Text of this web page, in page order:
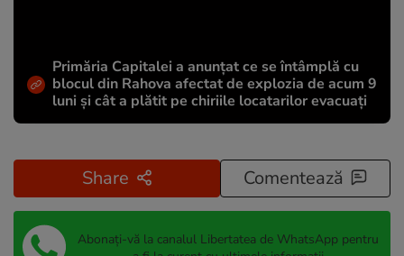
Primăria Capitalei a anunțat ce se întâmplă cu
blocul din Rahova afectat de explozia de acum 9
luni și cât a plătit pe chiriile locatarilor evacuați
Share Comentează
Abonați-vă la canalul Libertatea de WhatsApp pentru